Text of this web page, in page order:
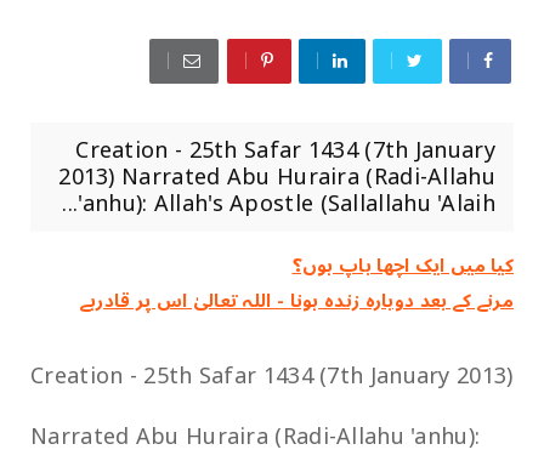
Creation - 25th Safar 1434 (7th January
2013) Narrated Abu Huraira (Radi-Allahu
'anhu): Allah's Apostle (Sallallahu 'Alaih...
کیا میں ایک اچھا باپ ہوں؟
مرنے کے بعد دوبارہ زندہ ہونا - اللہ تعالیٰ اس پر قادرہے
Creation - 25th Safar 1434 (7th January 2013)
Narrated Abu Huraira (Radi-Allahu 'anhu):